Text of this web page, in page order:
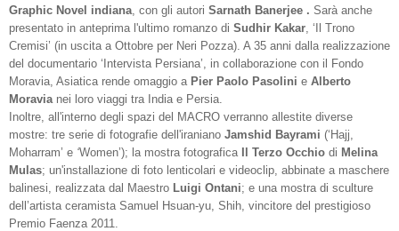
Graphic Novel indiana , con gli autori Sarnath Banerjee . Sarà anche
presentato in anteprima l'ultimo romanzo di Sudhir Kakar , ‘Il Trono
Cremisi’ (in uscita a Ottobre per Neri Pozza). A 35 anni dalla realizzazione
del documentario ‘Intervista Persiana’, in collaborazione con il Fondo
Moravia, Asiatica rende omaggio a Pier Paolo Pasolini e Alberto
Moravia nei loro viaggi tra India e Persia.
Inoltre, all'interno degli spazi del MACRO verranno allestite diverse
mostre: tre serie di fotografie dell'iraniano Jamshid Bayrami (‘Hajj,
Moharram’ e ‘Women’); la mostra fotografica Il Terzo Occhio di Melina
Mulas; un'installazione di foto lenticolari e videoclip, abbinate a maschere
balinesi, realizzata dal Maestro Luigi Ontani; e una mostra di sculture
dell’artista ceramista Samuel Hsuan-yu, Shih, vincitore del prestigioso
Premio Faenza 2011.